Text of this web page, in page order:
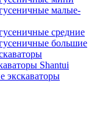
малые-
средние
большие
Shantui
экскаваторы